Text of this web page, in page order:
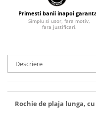
Primesti banii inapoi
Simplu si usor, fara motiv,
fara justificari.
Descriere
Rochie de plaja lunga,